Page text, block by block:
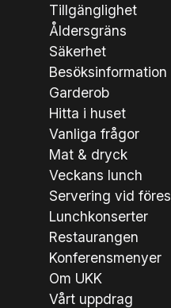
Tillgänglighet
Åldersgräns
Säkerhet
Besöksinformation
Garderob
Hitta i huset
Vanliga frågor
Mat & dryck
Veckans lunch
Servering vid
Lunchkonserter
Restaurangen
Konferensmenyer
Om UKK
Vårt uppdrag